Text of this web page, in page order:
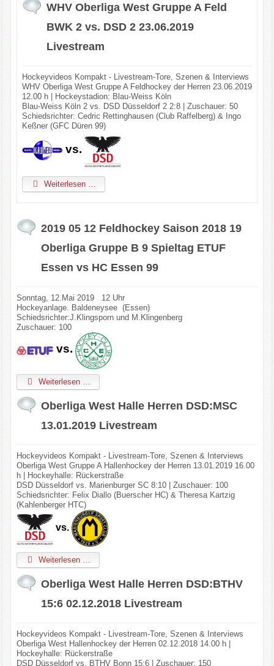
WHV Oberliga West Gruppe A Feld
BWK 2 vs. DSD 2 23.06.2019
Livestream
Hockeyvideos Kompakt - Livestream-Tore, Szenen & Interviews
WHV Oberliga West Gruppe A Feldhockey der Herren 23.06.2019
12.00 h | Hockeystadion: Blau-Weiss Köln
Blau-Weiss Köln 2 vs. DSD Düsseldorf 2 2:8 | Zuschauer: 50
Schiedsrichter: Cedric Rettinghausen (Club Raffelberg) & Ingo
Keßner (GFC Düren 99)
vs.
Weiterlesen …
2019 05 12 Feldhockey Saison 2018 19
Oberliga Gruppe B 9 Spieltag ETUF
Essen vs HC Essen 99
Sonntag, 12.Mai 2019 12 Uhr
Hockeyanlage. Baldeneysee (Essen)
Schiedsrichter:J.Klingsporn und M.Klingenberg
Zuschauer: 100
vs.
Weiterlesen …
Oberliga West Halle Herren DSD:MSC
13.01.2019 Livestream
Hockeyvideos Kompakt - Livestream-Tore, Szenen & Interviews
Oberliga West Gruppe A Hallenhockey der Herren 13.01.2019 16.00
h | Hockeyhalle: Rückerstraße
DSD Düsseldorf vs. Marienburger SC 8:10 | Zuschauer: 100
Schiedsrichter: Felix Diallo (Buerscher HC) & Theresa Kartzig
(Kahlenberger HTC)
vs.
Weiterlesen …
Oberliga West Halle Herren DSD:BTHV
15:6 02.12.2018 Livestream
Hockeyvideos Kompakt - Livestream-Tore, Szenen & Interviews
Oberliga West Hallenhockey der Herren 02.12.2018 14.00 h |
Hockeyhalle: Rückerstraße
DSD Düsseldorf vs. BTHV Bonn 15:6 | Zuschauer: 150